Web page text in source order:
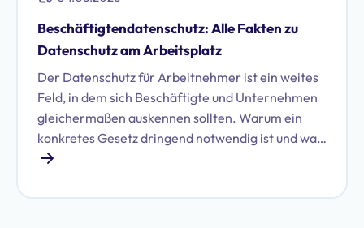
Beschäftigtendatenschutz: Alle Fakten zu
Datenschutz am Arbeitsplatz
Der Datenschutz für Arbeitnehmer ist ein weites
Feld, in dem sich Beschäftigte und Unternehmen
gleichermaßen auskennen sollten. Warum ein
konkretes Gesetz dringend notwendig ist und was
damit auf Unternehmen zukommen könnte, zeigt